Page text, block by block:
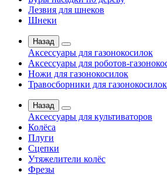
Лезвия для шнеков
Шнеки
Назад
Аксессуары для газонокосилок
Аксессуары для роботов-
Ножи для газонокосилок
Травосборники для газонокосилок
Назад
Аксессуары для культиваторов
Колёса
Плуги
Сцепки
Утяжелители колёс
Фрезы